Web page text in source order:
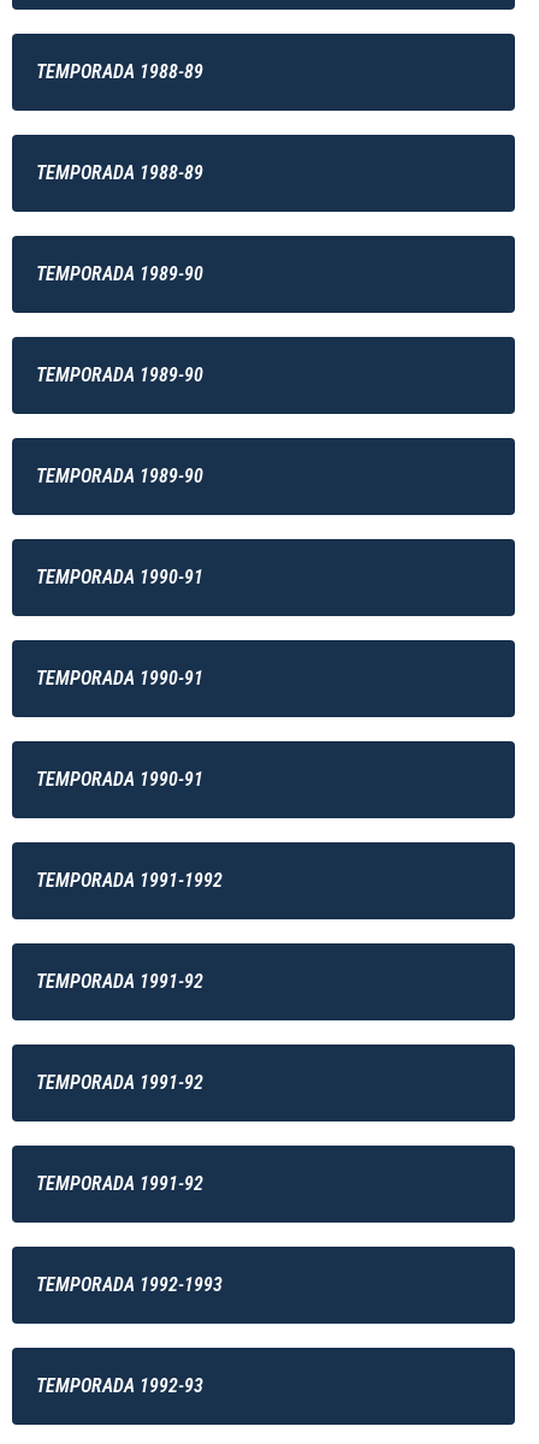
TEMPORADA 1988-89
TEMPORADA 1988-89
TEMPORADA 1989-90
TEMPORADA 1989-90
TEMPORADA 1989-90
TEMPORADA 1990-91
TEMPORADA 1990-91
TEMPORADA 1990-91
TEMPORADA 1991-1992
TEMPORADA 1991-92
TEMPORADA 1991-92
TEMPORADA 1991-92
TEMPORADA 1992-1993
TEMPORADA 1992-93